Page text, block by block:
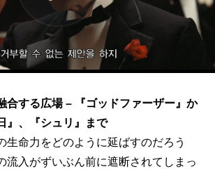
合する広場 – 『ゴッドファーザー』か
』、『シュリ』まで
生命力をどのように延ばすのだろう
流入がずいぶん前に遮断されてしまっ